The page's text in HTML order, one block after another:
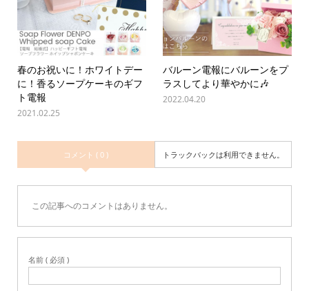
春のお祝いに！ホワイトデー
に！香るソープケーキのギフ
ト電報
2021.02.25
バルーン電報にバルーンをプ
ラスしてより華やかに🎶
2022.04.20
コメント ( 0 ) トラックバックは利用できません。
この記事へのコメントはありません。
名前 ( 必須 )